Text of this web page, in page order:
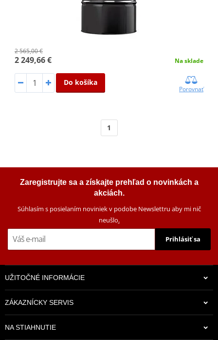
2 565,00 €
2 249,66 € Na sklade
Do košíka
Porovnať
1
Zaregistrujte sa a získajte prehľad o novinkách a
akciách.
Súhlasím s posielaním noviniek v podobe Newslettru aby mi nič
neušlo.
Prihlásiť sa
UŽITOČNÉ INFORMÁCIE
ZÁKAZNÍCKY SERVIS
NA STIAHNUTIE